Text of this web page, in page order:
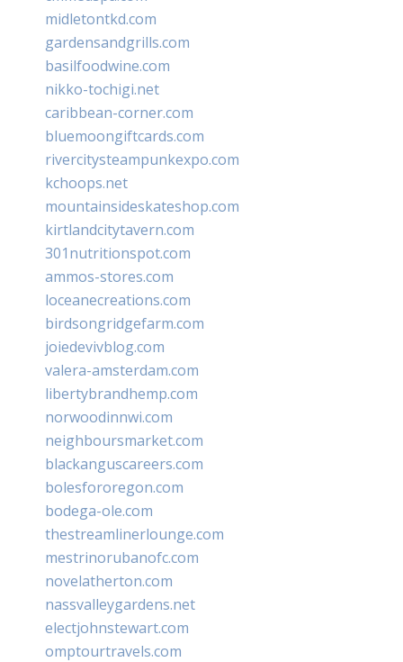
midletontkd.com
gardensandgrills.com
basilfoodwine.com
nikko-tochigi.net
caribbean-corner.com
bluemoongiftcards.com
rivercitysteampunkexpo.com
kchoops.net
mountainsideskateshop.com
kirtlandcitytavern.com
301nutritionspot.com
ammos-stores.com
loceanecreations.com
birdsongridgefarm.com
joiedevivblog.com
valera-amsterdam.com
libertybrandhemp.com
norwoodinnwi.com
neighboursmarket.com
blackanguscareers.com
bolesfororegon.com
bodega-ole.com
thestreamlinerlounge.com
mestrinorubanofc.com
novelatherton.com
nassvalleygardens.net
electjohnstewart.com
omptourtravels.com